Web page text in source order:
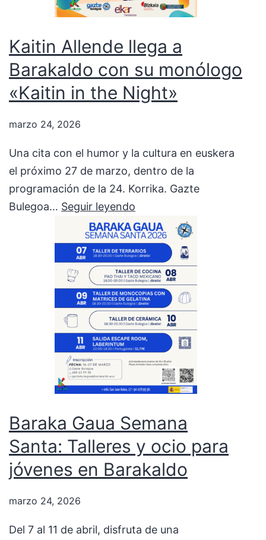
Kaitin Allende llega a
Barakaldo con su monólogo
«Kaitin in the Night»
marzo 24, 2026
Una cita con el humor y la cultura en euskera
el próximo 27 de marzo, dentro de la
programación de la 24. Korrika. Gazte
Bulegoa… Seguir leyendo
Allende
llega
a
Barakaldo
con
su
monólogo
«Kaitin
in
the
Baraka Gaua Semana
Santa: Talleres y ocio para
jóvenes en Barakaldo
marzo 24, 2026
Del 7 al 11 de abril, disfruta de una